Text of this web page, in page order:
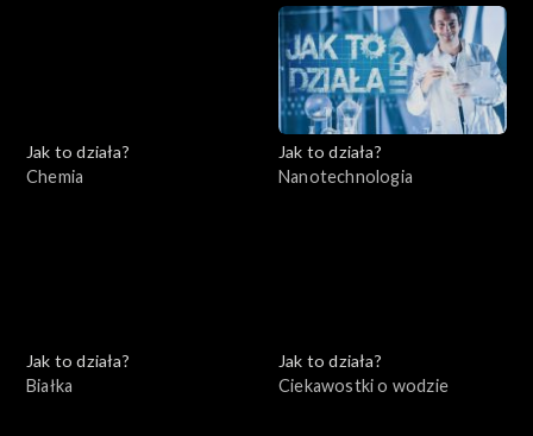
Jak to działa?
Chemia
Jak to działa?
Nanotechnologia
Jak to działa?
Białka
Jak to działa?
Ciekawostki o wodzie